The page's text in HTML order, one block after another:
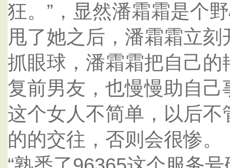
狂。”，显然潘霜霜是个
甩了她之后，潘霜霜立
抓眼球，潘霜霜把自己
复前男友，也慢慢助自
这个女人不简单，以后
的的交往，否则会很惨。